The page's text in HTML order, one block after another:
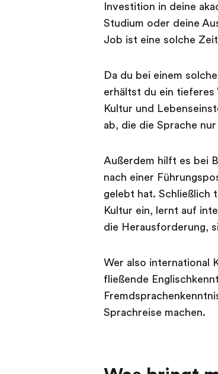
Investition in deine
Studium oder deine
Job ist eine solche
Da du bei einem
erhältst du ein tieferes
Kultur und
ab, die die Sprache
Außerdem hilft es bei
nach einer
gelebt hat. Schließlich
Kultur ein, lernt auf
die Herausforderung,
Wer also international
fließende
Sprachreise machen.